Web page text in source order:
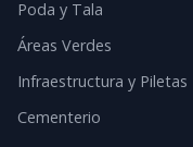
Poda y Tala
Áreas Verdes
Infraestructura y Piletas
Cementerio